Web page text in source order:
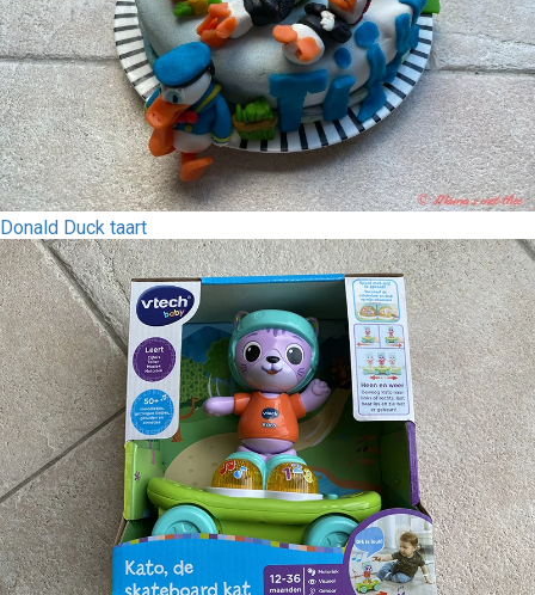
Donald Duck taart